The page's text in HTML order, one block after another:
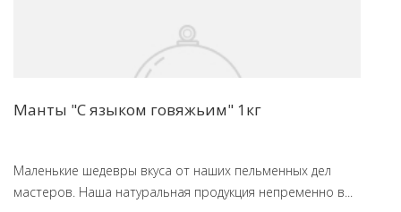
Манты "С языком говяжьим" 1кг
Маленькие шедевры вкуса от наших пельменных дел
мастеров. Наша натуральная продукция непременно в...